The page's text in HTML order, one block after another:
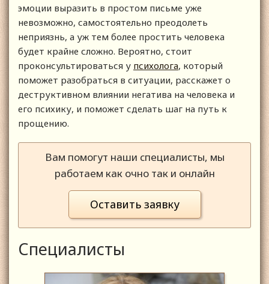
эмоции выразить в простом письме уже
невозможно, самостоятельно преодолеть
неприязнь, а уж тем более простить человека
будет крайне сложно. Вероятно, стоит
проконсультироваться у психолога, который
поможет разобраться в ситуации, расскажет о
деструктивном влиянии негатива на человека и
его психику, и поможет сделать шаг на путь к
прощению.
Вам помогут наши специалисты, мы
работаем как очно так и онлайн
Оставить заявку
Специалисты